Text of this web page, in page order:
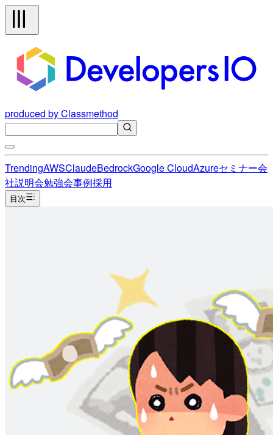
produced by Classmethod
TrendingAWSClaudeBedrockGoogle CloudAzureセミナー会
社説明会勉強会事例採用
目次